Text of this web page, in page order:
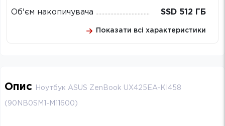
Об'єм накопичувача SSD 512 ГБ
Показати всі характеристики
Опис Ноутбук ASUS ZenBook UX425EA-KI458
(90NB0SM1-M11600)